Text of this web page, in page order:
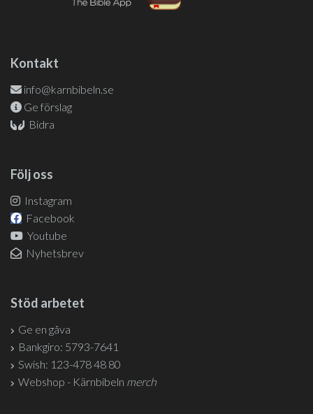
Kontakt
info@karnbibeln.se
Ge förslag
Bidra
Följ oss
Instagram
Facebook
Youtube
Nyhetsbrev
Stöd arbetet
Ge en gåva
Bankgiro: 5793-7641
Swish: 123-478 48 80
Webshop - Kärnbibeln merch